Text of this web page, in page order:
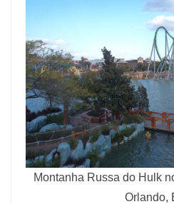
Montanha Russa do Hulk
Orlando,